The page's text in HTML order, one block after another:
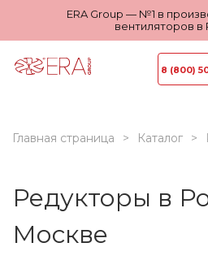
ERA Group — №1 в
вентиляторов в
8 (800)
Главная страница Каталог
Редукторы в
Москве